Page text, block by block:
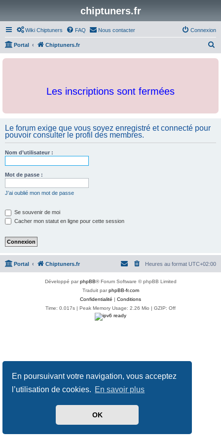
En poursuivant votre navigation, vous acceptez
l’utilisation de cookies. En savoir plus
OK
chiptuners.fr
Wiki Chiptuners FAQ Nous contacter Connexion
Portal Chiptuners.fr
c
Les inscriptions sont fermées
Le forum exige que vous soyez enregistré et connecté pour
pouvoir consulter le profil des membres.
Nom d’utilisateur :
Mot de passe :
J’ai oublié mon mot de passe
Se souvenir de moi
Cacher mon statut en ligne pour cette session
Portal Chiptuners.fr Heures au format UTC+02:00
Développé parphpBB® Forum Software © phpBB Limited
Traduit parphpBB-fr.com
Confidentialité | Conditions
Time: 0.017s | Peak Memory Usage: 2.26 Mio | GZIP: Off